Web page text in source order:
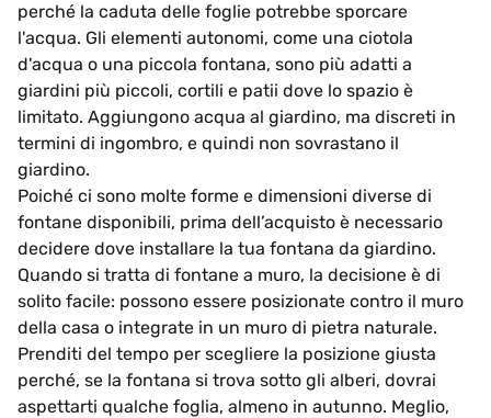
perché la caduta delle foglie potrebbe sporcare
l'acqua. Gli elementi autonomi, come una ciotola
d'acqua o una piccola fontana, sono più adatti a
giardini più piccoli, cortili e patii dove lo spazio è
limitato. Aggiungono acqua al giardino, ma discreti in
termini di ingombro, e quindi non sovrastano il
giardino.
Poiché ci sono molte forme e dimensioni diverse di
fontane disponibili, prima dell’acquisto è necessario
decidere dove installare la tua fontana da giardino.
Quando si tratta di fontane a muro, la decisione è di
solito facile: possono essere posizionate contro il muro
della casa o integrate in un muro di pietra naturale.
Prenditi del tempo per scegliere la posizione giusta
perché, se la fontana si trova sotto gli alberi, dovrai
aspettarti qualche foglia, almeno in autunno. Meglio,